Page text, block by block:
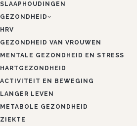
SLAAPHOUDINGEN
GEZONDHEID
HRV
GEZONDHEID VAN VROUWEN
MENTALE GEZONDHEID EN STRESS
HARTGEZONDHEID
ACTIVITEIT EN BEWEGING
LANGER LEVEN
METABOLE GEZONDHEID
ZIEKTE